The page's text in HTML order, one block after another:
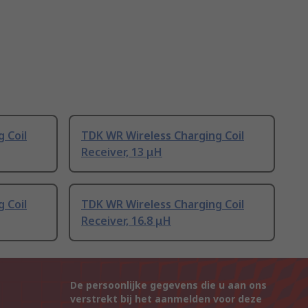
Coil
TDK WR Wireless Charging Coil
Receiver, 13 μH
Coil
TDK WR Wireless Charging Coil
Receiver, 16.8 μH
De persoonlijke gegevens die u aan ons
verstrekt bij het aanmelden voor deze